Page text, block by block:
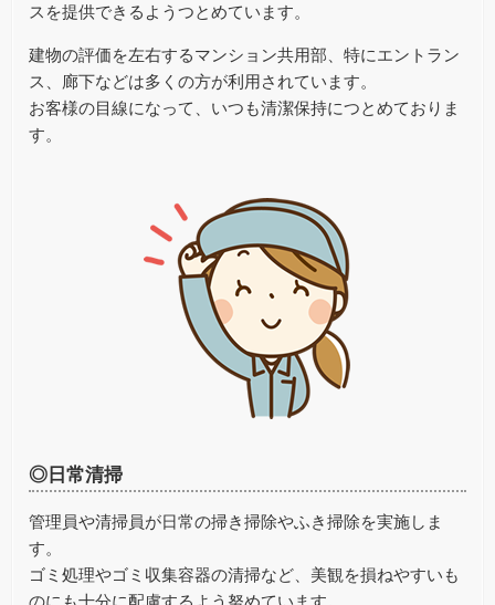
スを提供できるようつとめています。
建物の評価を左右するマンション共用部、特にエントラン
ス、廊下などは多くの方が利用されています。
お客様の目線になって、いつも清潔保持につとめておりま
す。
◎日常清掃
管理員や清掃員が日常の掃き掃除やふき掃除を実施しま
す。
ゴミ処理やゴミ収集容器の清掃など、美観を損ねやすいも
のにも十分に配慮するよう努めています。